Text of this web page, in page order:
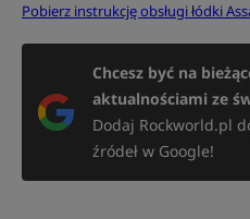
Pobierz instrukcję obsługi łódki
Chcesz być na
aktualnościami ze
Dodaj Rockworld.pl
źródeł w Google!